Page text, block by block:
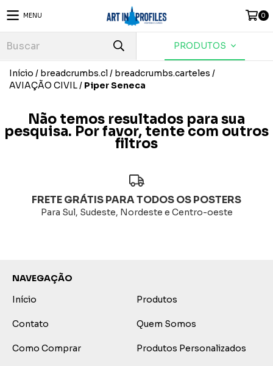
MENU 0
PRODUTOS
Início / breadcrumbs.cl/ breadcrumbs.carteles /
AVIAÇÃO CIVIL/ Piper Seneca
Não temos resultados para sua
pesquisa. Por favor, tente com outros
filtros
FRETE GRÁTIS PARA TODOS OS POSTERS
Para Sul, Sudeste, Nordeste e Centro-oeste
NAVEGAÇÃO
Início
Produtos
Contato Quem Somos
Como Comprar Produtos Personalizados